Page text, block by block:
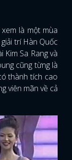
là một mùa
trí Hàn Quốc
Sa Rang và
cũng từng là
thành tích cao
viên mãn về cả